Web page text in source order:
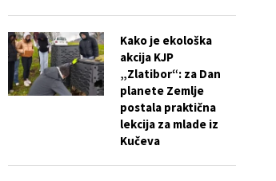
Kako je ekološka
akcija KJP
„Zlatibor“: za Dan
planete Zemlje
postala praktična
lekcija za mlade iz
Kučeva